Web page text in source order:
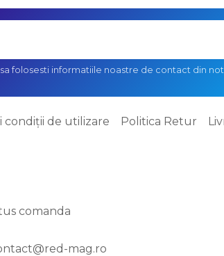
folosesti informatiile noastre de contact din
condiții de utilizare Politica Retur
comanda
mag.ro